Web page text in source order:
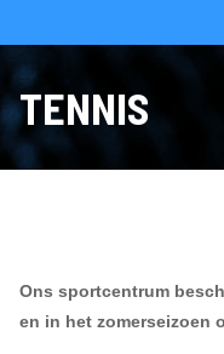
TENNIS
Ons sportcentrum
en in het zomerseizoen